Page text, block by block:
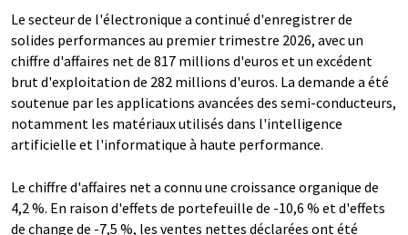
Le secteur de l'électronique a continué d'enregistrer de
solides performances au premier trimestre 2026, avec un
chiffre d'affaires net de 817 millions d'euros et un excédent
brut d'exploitation de 282 millions d'euros. La demande a été
soutenue par les applications avancées des semi-conducteurs,
notamment les matériaux utilisés dans l'intelligence
artificielle et l'informatique à haute performance.
Le chiffre d'affaires net a connu une croissance organique de
4,2 %. En raison d'effets de portefeuille de -10,6 % et d'effets
de change de -7,5 %, les ventes nettes déclarées ont été